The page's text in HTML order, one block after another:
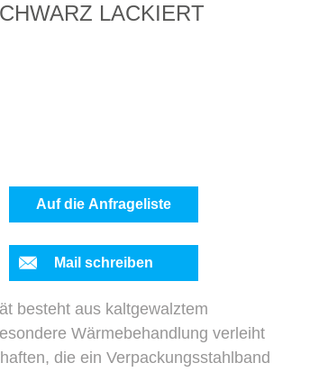
LACKIERT
Wert ein oder
Auf die Anfrageliste
Mail schreiben
besteht aus kaltgewalztem
Wärmebehandlung verleiht
die ein Verpackungsstahlband